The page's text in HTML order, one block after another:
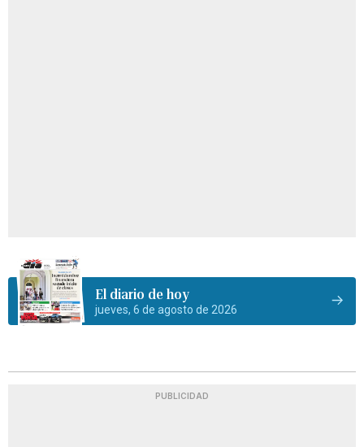
El diario de hoy
jueves, 6 de agosto de 2026
PUBLICIDAD